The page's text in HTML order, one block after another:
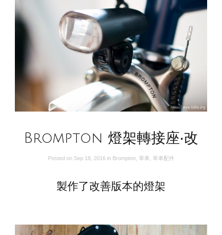
Brompton 燈架轉接座‧改
Posted on Sep 18, 2016 in Brompton, 單車 單車配件
製作了改善版本的燈架